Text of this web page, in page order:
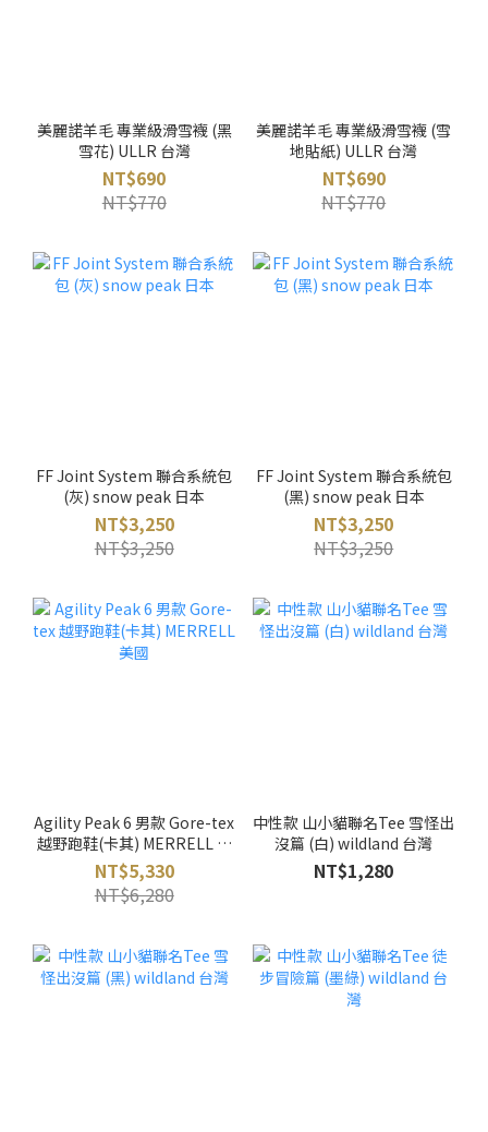
美麗諾羊毛 專業級滑雪襪 (黑
雪花) ULLR 台灣
NT$690
NT$770
美麗諾羊毛 專業級滑雪襪 (雪
地貼紙) ULLR 台灣
NT$690
NT$770
FF Joint System 聯合系統包
(灰) snow peak 日本
NT$3,250
NT$3,250
FF Joint System 聯合系統包
(黑) snow peak 日本
NT$3,250
NT$3,250
Agility Peak 6 男款 Gore-tex
越野跑鞋(卡其) MERRELL 美
國
NT$5,330
NT$6,280
中性款 山小貓聯名Tee 雪怪出
沒篇 (白) wildland 台灣
NT$1,280